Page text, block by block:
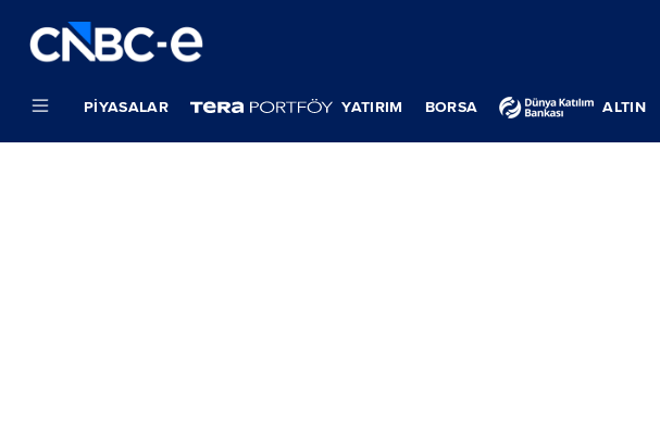
PIYASALAR YATIRIM BORSA ALTIN